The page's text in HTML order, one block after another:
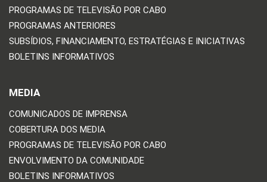
PROGRAMAS DE TELEVISÃO POR CABO
PROGRAMAS ANTERIORES
SUBSÍDIOS, FINANCIAMENTO, ESTRATÉGIAS E INICIATIVAS
BOLETINS INFORMATIVOS
MEDIA
COMUNICADOS DE IMPRENSA
COBERTURA DOS MEDIA
PROGRAMAS DE TELEVISÃO POR CABO
ENVOLVIMENTO DA COMUNIDADE
BOLETINS INFORMATIVOS